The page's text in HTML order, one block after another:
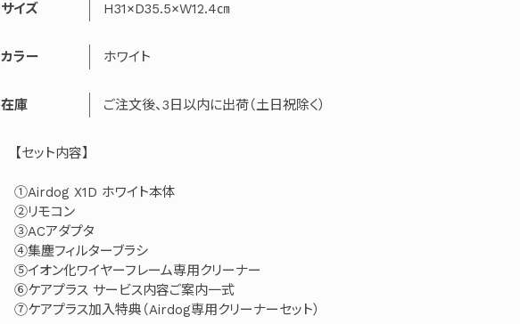
サイズ H31×D35.5×W12.4㎝
カラー ホワイト
在庫 ご注文後、3日以内に出荷（土日祝除く）
【セット内容】
①Airdog X1D ホワイト本体
②リモコン
③ACアダプタ
④集塵フィルターブラシ
⑤イオン化ワイヤーフレーム専用クリーナー
⑥ケアプラス サービス内容ご案内一式
⑦ケアプラス加入特典（Airdog専用クリーナーセット）